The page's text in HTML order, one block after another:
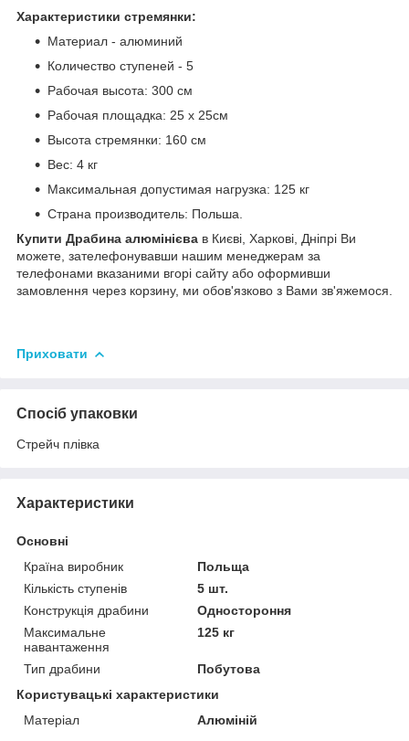
Характеристики стремянки:
Материал - алюминий
Количество ступеней - 5
Рабочая высота: 300 см
Рабочая площадка: 25 х 25см
Высота стремянки: 160 см
Вес: 4 кг
Максимальная допустимая нагрузка: 125 кг
Страна производитель: Польша.
Купити Драбина алюмінієва в Києві, Харкові, Дніпрі Ви
можете, зателефонувавши нашим менеджерам за
телефонами вказаними вгорі сайту або оформивши
замовлення через корзину, ми обов'язково з Вами зв'яжемося.
Приховати
Спосіб упаковки
Стрейч плівка
Характеристики
Основні
Країна виробник
Польща
Кількість ступенів
5 шт.
Конструкція драбини
Одностороння
Максимальне
навантаження
125 кг
Тип драбини
Побутова
Користувацькі характеристики
Матеріал
Алюміній